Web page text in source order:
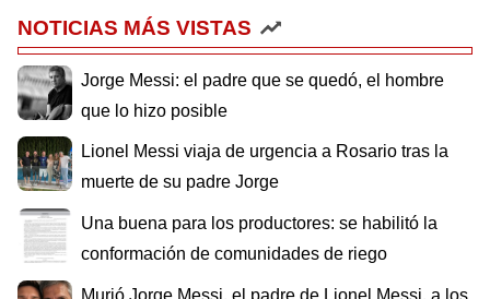
NOTICIAS MÁS VISTAS
Jorge Messi: el padre que se quedó, el hombre
que lo hizo posible
Lionel Messi viaja de urgencia a Rosario tras la
muerte de su padre Jorge
Una buena para los productores: se habilitó la
conformación de comunidades de riego
Murió Jorge Messi, el padre de Lionel Messi, a los